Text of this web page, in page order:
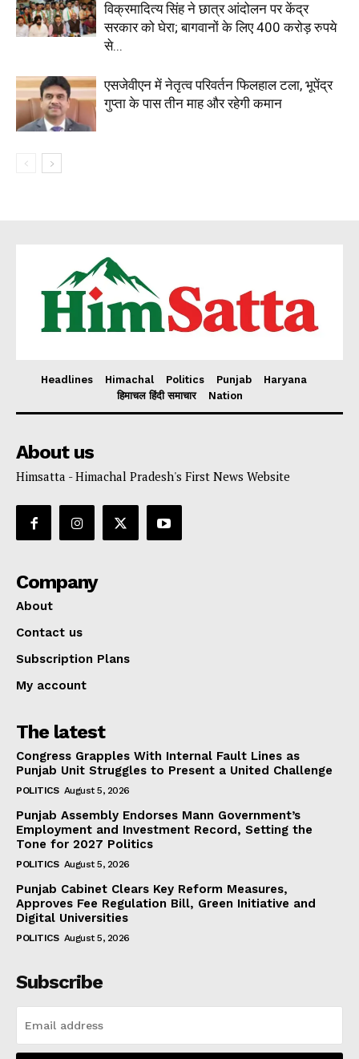
विक्रमादित्य सिंह ने छात्र आंदोलन पर केंद्र
सरकार को घेरा; बागवानों के लिए 400 करोड़ रुपये
से...
एसजेवीएन में नेतृत्व परिवर्तन फिलहाल टला, भूपेंद्र
गुप्ता के पास तीन माह और रहेगी कमान
Headlines Himachal Politics Punjab
Haryana
हिमाचल हिंदी समाचार
Nation
About us
Himsatta - Himachal Pradesh's First News Website
Company
About
Contact us
Subscription Plans
My account
The latest
Congress Grapples With Internal Fault Lines as
Punjab Unit Struggles to Present a United Challenge
POLITICS August 5, 2026
Punjab Assembly Endorses Mann Government’s
Employment and Investment Record, Setting the
Tone for 2027 Politics
POLITICS August 5, 2026
Punjab Cabinet Clears Key Reform Measures,
Approves Fee Regulation Bill, Green Initiative and
Digital Universities
POLITICS August 5, 2026
Subscribe